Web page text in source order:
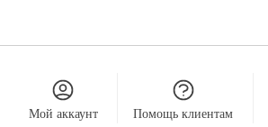
Мой аккаунт Помощь клиентам